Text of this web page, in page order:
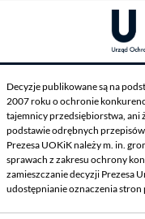
Decyzje publikowane są na
2007 roku o ochronie
tajemnicy przedsiębiorstwa,
podstawie odrębnych
Prezesa UOKiK należy m. in.
sprawach z zakresu ochrony
zamieszczanie decyzji Prezesa
udostępnianie oznaczenia stron